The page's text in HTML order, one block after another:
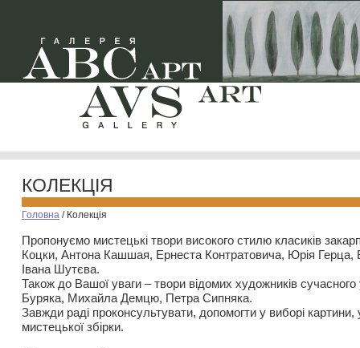
КОЛЕКЦІЯ
Головна / Колекція
Пропонуємо мистецькі твори високого стилю класиків
Коцки, Антона Кашшая, Ернеста Контратовича, Юрія
Івана Шутєва.
Також до Вашої уваги – твори відомих художників
Буряка, Михайла Демцю, Петра Сипняка.
Завжди раді проконсультувати, допомогти у виборі картини,
мистецької збірки.